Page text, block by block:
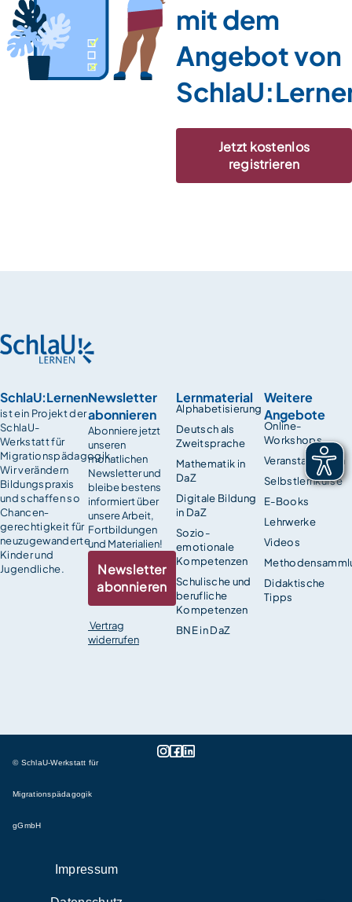
mit dem
Angebot von
Jetzt kostenlos
registrieren
SchlaU:Lernen
ist ein Projekt der
SchlaU-
Werkstatt für
Migrationspädagogik.
Wir verändern
Bildungspraxis
und schaffen so
Chancen­
gerechtigkeit für
neuzugewanderte
Kinder und
Jugendliche.
Lernmaterial
Alphabetisierung
Deutsch als
Zweitsprache
Mathematik in
DaZ
Digitale Bildung
in DaZ
Sozio-
emotionale
Kompetenzen
Schulische und
berufliche
Kompetenzen
BNE in DaZ
Weitere
Angebote
Online-
Workshops
Veranstaltungen
Selbstlernkurse
E-Books
Lehrwerke
Videos
Didaktische
Tipps
Newsletter
abonnieren
Abonniere jetzt
unseren
monatlichen
Newsletter und
bleibe bestens
informiert über
unsere Arbeit,
Fortbildungen
und Materialien!
Newsletter
abonnieren
Vertrag
widerrufen
© SchlaU-Werkstatt für
Migrationspädagogik
gGmbH
Impressum